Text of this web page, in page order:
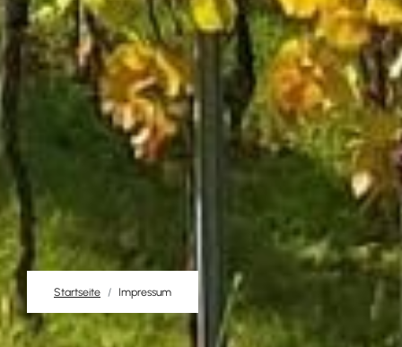
Startseite Impressum